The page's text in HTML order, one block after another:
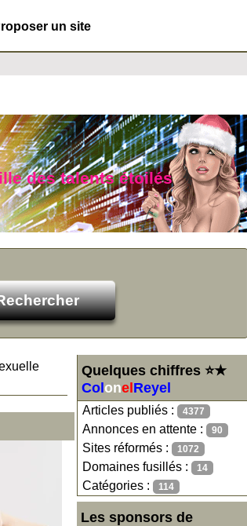
un site
des talents étoilés
Quelques chiffres ⭐★
Col onel Reyel
Articles publiés : 4377
Annonces en attente : 90
Sites réformés : 1072
Domaines fusillés : 14
Catégories : 114
Les sponsors de